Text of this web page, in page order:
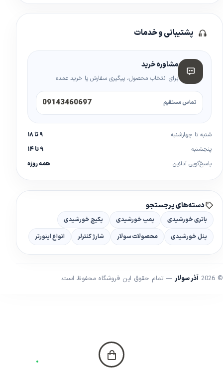
پشتیبانی و خدمات
مشاوره خرید
برای انتخاب محصول، پیگیری سفارش یا خرید عمده
تماس مستقیم 09143460697
شنبه تا چهارشنبه
۹ تا ۱۸
پنجشنبه
۹ تا ۱۴
پاسخ‌گویی آنلاین
همه روزه
دسته‌های پرجستجو
باتری خورشیدی پمپ خورشیدی
پکیج خورشیدی
پنل خورشیدی
محصولات سولار شارژ کنترلر انواع اینورتر
© 2026 آذر سولار — تمام حقوق این فروشگاه محفوظ است.